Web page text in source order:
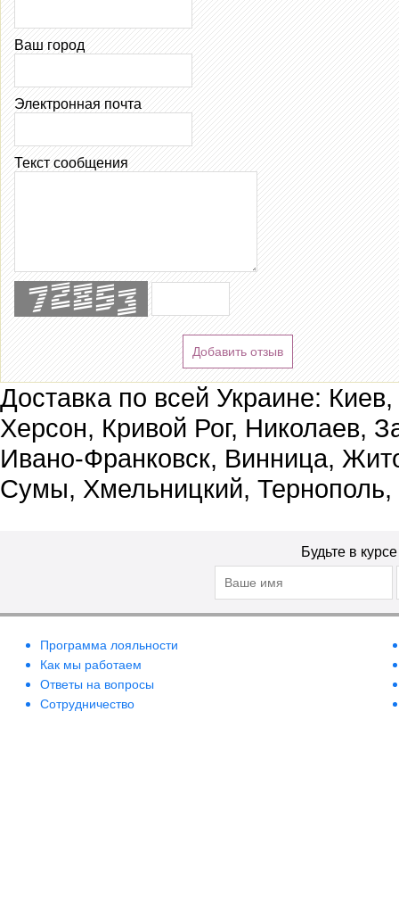
Ваш город
Электронная почта
Текст сообщения
Добавить отзыв
Доставка по всей Украине:
Херсон, Кривой Рог, Николаев,
Ивано-Франковск, Винница,
Сумы, Хмельницкий, Тернополь,
Будьте в
Программа лояльности
Как мы работаем
Ответы на вопросы
Сотрудничество